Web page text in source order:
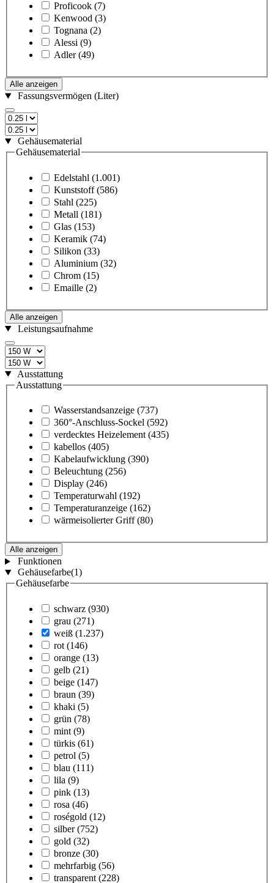
Proficook (7)
Kenwood (3)
Tognana (2)
Alessi (9)
Adler (49)
Alle anzeigen
Fassungsvermögen (Liter)
Gehäusematerial
Gehäusematerial
Edelstahl (1.001)
Kunststoff (586)
Stahl (225)
Metall (181)
Glas (153)
Keramik (74)
Silikon (33)
Aluminium (32)
Chrom (15)
Emaille (2)
Alle anzeigen
Leistungsaufnahme
Ausstattung
Ausstattung
Wasserstandsanzeige (737)
360°-Anschluss-Sockel (592)
verdecktes Heizelement (435)
kabellos (405)
Kabelaufwicklung (390)
Beleuchtung (256)
Display (246)
Temperaturwahl (192)
Temperaturanzeige (162)
wärmeisolierter Griff (80)
Alle anzeigen
Funktionen
Gehäusefarbe(1)
Gehäusefarbe
schwarz (930)
grau (271)
weiß (1.237)
rot (146)
orange (13)
gelb (21)
beige (147)
braun (39)
khaki (5)
grün (78)
mint (9)
türkis (61)
petrol (5)
blau (111)
lila (9)
pink (13)
rosa (46)
roségold (12)
silber (752)
gold (32)
bronze (30)
mehrfarbig (56)
transparent (228)